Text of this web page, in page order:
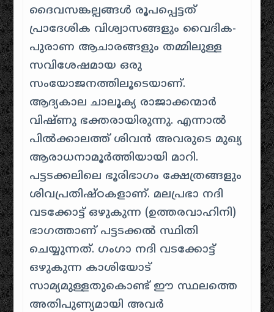
ദൈവസങ്കല്പങ്ങൾ രൂപപ്പെട്ടത്
പ്രാദേശിക വിശ്വാസങ്ങളും വൈദിക-
പുരാണ ആചാരങ്ങളും തമ്മിലുള്ള
സവിശേഷമായ ഒരു
സംയോജനത്തിലൂടെയാണ്.
ആദ്യകാല ചാലൂക്യ രാജാക്കന്മാർ
വിഷ്ണു ഭക്തരായിരുന്നു. എന്നാൽ
പിൽക്കാലത്ത് ശിവൻ അവരുടെ മുഖ്യ
ആരാധനാമൂർത്തിയായി മാറി.
പട്ടടക്കലിലെ ഭൂരിഭാഗം ക്ഷേത്രങ്ങളും
ശിവപ്രതിഷ്ഠകളാണ്. മലപ്രഭാ നദി
വടക്കോട്ട് ഒഴുകുന്ന (ഉത്തരവാഹിനി)
ഭാഗത്താണ് പട്ടടക്കൽ സ്ഥിതി
ചെയ്യുന്നത്. ഗംഗാ നദി വടക്കോട്ട്
ഒഴുകുന്ന കാശിയോട്
സാമ്യമുള്ളതുകൊണ്ട് ഈ സ്ഥലത്തെ
അതിപുണ്യമായി അവർ